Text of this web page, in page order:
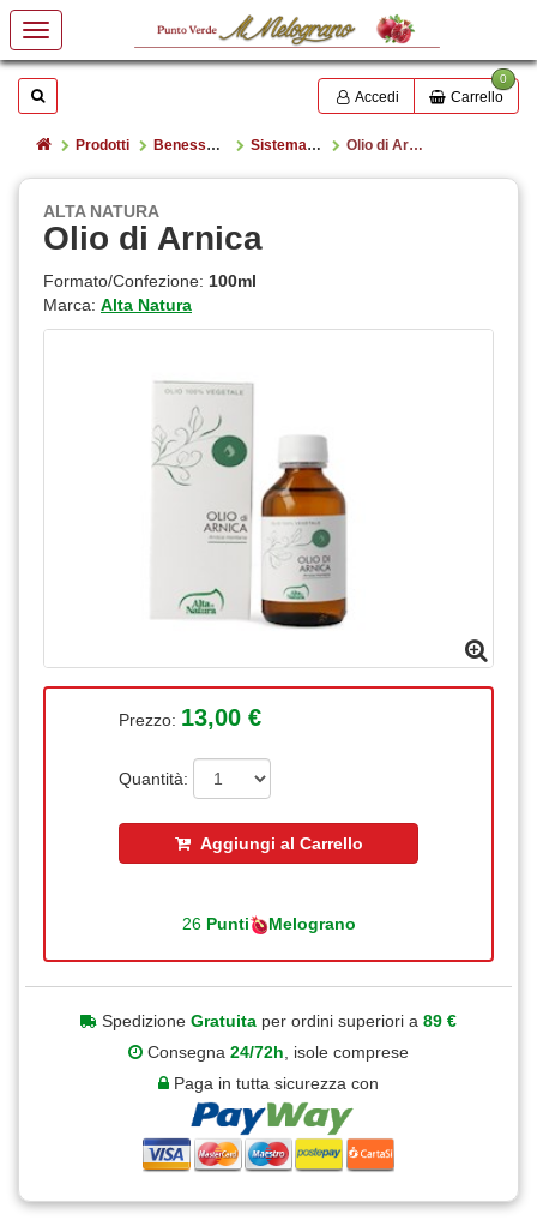
Cerca Accedi
0
Carrello
HomeProdotti Benessere e salute Sistema Osteo-Articolare Olio di Arnica
ALTA NATURA
Olio di Arnica
Formato/Confezione: 100ml
Marca: Alta Natura
Prezzo: 13,00 €
Quantità:
Aggiungi al Carrello
26 Punti Melograno
Spedizione Gratuita per ordini superiori a 89 €
Consegna 24/72h , isole comprese
Paga in tutta sicurezza con